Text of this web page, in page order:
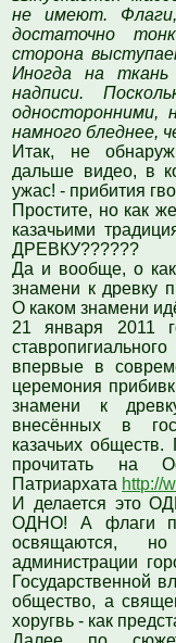
не имеют.
достаточно
сторона
Иногда на ткань
надписи.
односторонними,
намного бледнее,
Итак, не
дальше видео, в
ужас! - прибития
Простите, но как
казачьими
ДРЕВКУ??????
Да и вообще, о
знамени к древку
О каком знамени
21 января 2011
впервые в
церемония
знамени к
внесённых в
казачьих
прочитать на
Патриархата http://
И делается это
ОДНО! А флаги
освящаются,
администрации
Государственной
общество, а
хоругвь - как